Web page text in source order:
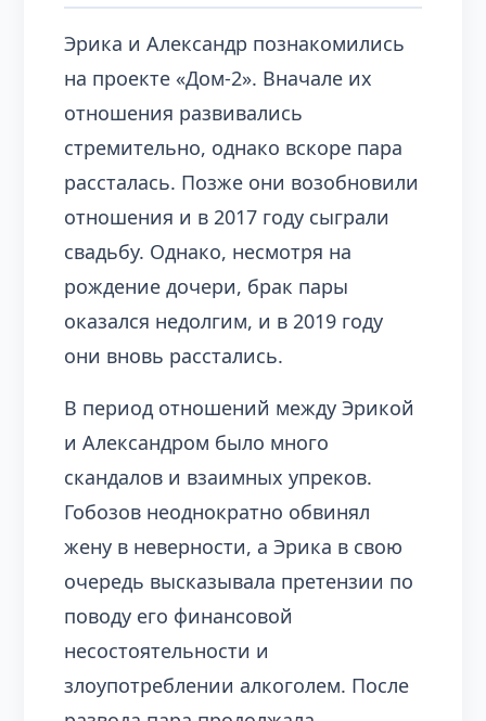
Эрика и Александр познакомились
на проекте «Дом-2». Вначале их
отношения развивались
стремительно, однако вскоре пара
рассталась. Позже они возобновили
отношения и в 2017 году сыграли
свадьбу. Однако, несмотря на
рождение дочери, брак пары
оказался недолгим, и в 2019 году
они вновь расстались.
В период отношений между Эрикой
и Александром было много
скандалов и взаимных упреков.
Гобозов неоднократно обвинял
жену в неверности, а Эрика в свою
очередь высказывала претензии по
поводу его финансовой
несостоятельности и
злоупотреблении алкоголем. После